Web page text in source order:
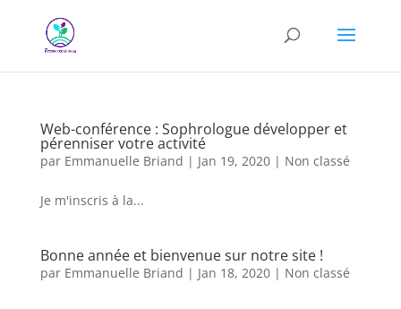
Web-conférence : Sophrologue développer et
pérenniser votre activité
par Emmanuelle Briand | Jan 19, 2020| Non classé
Je m'inscris à la...
Bonne année et bienvenue sur notre site !
par Emmanuelle Briand | Jan 18, 2020| Non classé